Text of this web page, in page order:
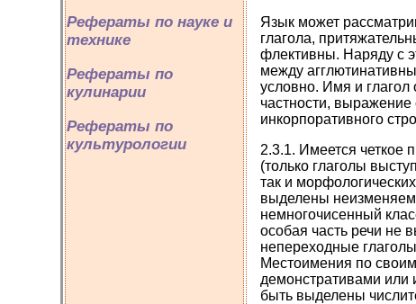
Рефераты по науке и
технике
Рефераты по
кулинарии
Рефераты по
культурологии
Язык может
глагола,
флективны. Наряду с
между
условно. Имя и
частности,
инкорпоративного
2.3.1. Имеется четкое
(только глаголы
так и
выделены
немногочисенный
особая часть речи не
непереходные
Местоимения по
демонстративами или
быть выделены